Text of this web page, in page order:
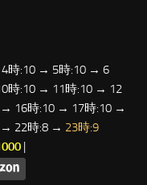
時:10 → 5時:10 → 6
時:10 → 11時:10 → 12
16時:10 → 17時:10 →
→ 22時:8 → 23時:9
|